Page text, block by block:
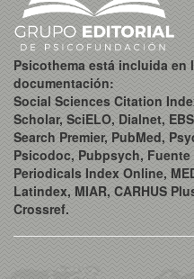
Psicothema está incluida
documentación:
Social Sciences Citation
Scholar, SciELO, Dialnet,
Search Premier, PubMed,
Psicodoc, Pubpsych,
Periodicals Index Online,
Latindex, MIAR, CARHUS
Crossref.